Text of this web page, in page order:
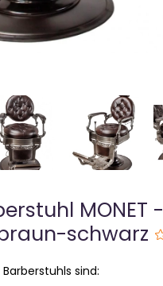
MONET -
schwarz
sind: